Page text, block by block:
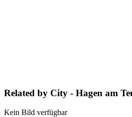
Related by City - Hagen am
Kein Bild verfügbar